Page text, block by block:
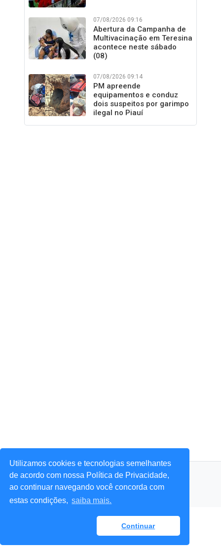
Utilizamos cookies e tecnologias semelhantes
de acordo com nossa Política de Privacidade,
ao continuar navegando você concorda com
estas condições, saiba mais.
Continuar
07/08/2026 09:16
Abertura da Campanha de
Multivacinação em Teresina
acontece neste sábado
(08)
07/08/2026 09:14
PM apreende
equipamentos e conduz
dois suspeitos por garimpo
ilegal no Piauí
© 2026 Portal Agora Sim! — Todos os direitos reservados.